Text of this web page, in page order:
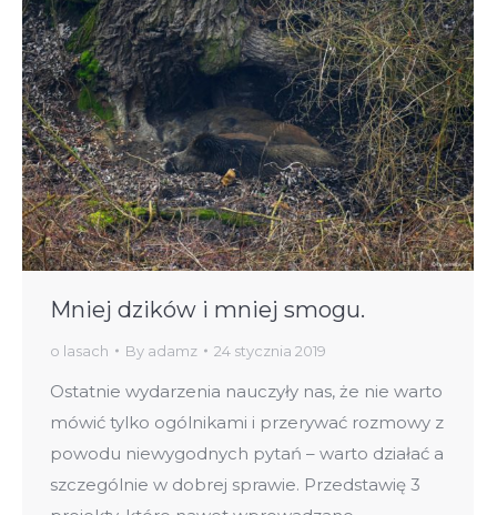
Mniej dzików i mniej smogu.
o lasach By adamz 24 stycznia 2019
Ostatnie wydarzenia nauczyły nas, że nie warto
mówić tylko ogólnikami i przerywać rozmowy z
powodu niewygodnych pytań – warto działać a
szczególnie w dobrej sprawie. Przedstawię 3